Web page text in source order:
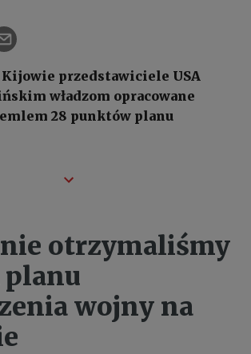
przedstawiciele USA
władzom opracowane
28 punktów planu
otrzymaliśmy
planu
wojny na